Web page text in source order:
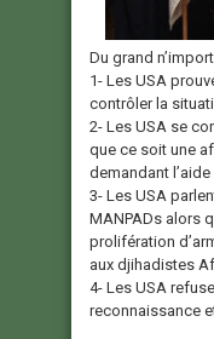
Du grand
1- Les USA
contrôler la
2- Les USA se
que ce soit une
demandant
3- Les USA
MANPADs alors
prolifération
aux djihadistes
4- Les USA
reconnaissance